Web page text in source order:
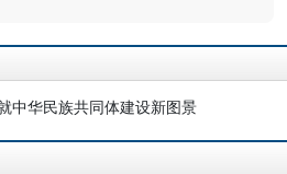
中华民族共同体建设新图景